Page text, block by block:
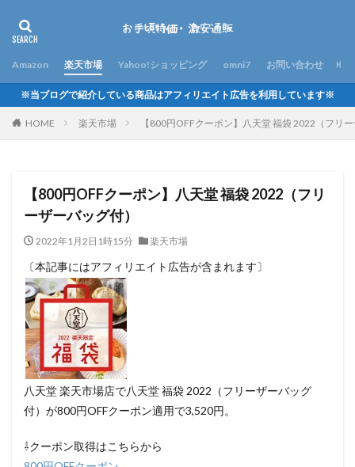
Amazon 楽天市場 Yahoo!ショッピング omni7 お問い合わせ
※当ブログで紹介している商品はアフィリエイト広告を利用しています※
HOME 楽天市場 【800円OFFクーポン】八天堂 福袋 2022（フリ
【800円OFFクーポン】八天堂 福袋 2022（フリ
ーザーバッグ付）
2022年1月2日1時15分 楽天市場
〔本記事にはアフィリエイト広告が含まれます〕
八天堂 楽天市場店で八天堂 福袋 2022（フリーザーバッグ
付）が800円OFFクーポン適用で3,520円。
⇩クーポン取得はこちらから